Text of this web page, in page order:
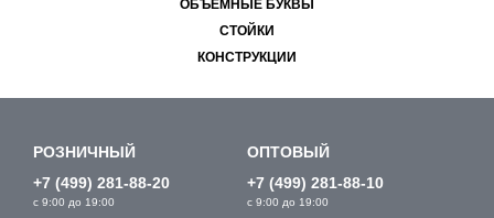
ОБЪЁМНЫЕ БУКВЫ
СТОЙКИ
КОНСТРУКЦИИ
РОЗНИЧНЫЙ
+7 (499) 281-88-20
с 9:00 до 19:00
ОПТОВЫЙ
+7 (499) 281-88-10
с 9:00 до 19:00